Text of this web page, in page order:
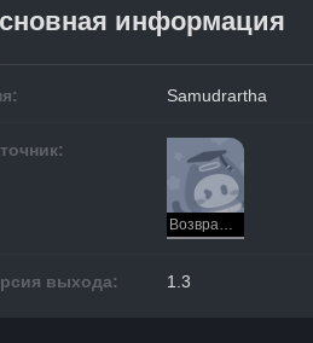
информация
Samudrartha
Возвращение дракона
выхода: 1.3